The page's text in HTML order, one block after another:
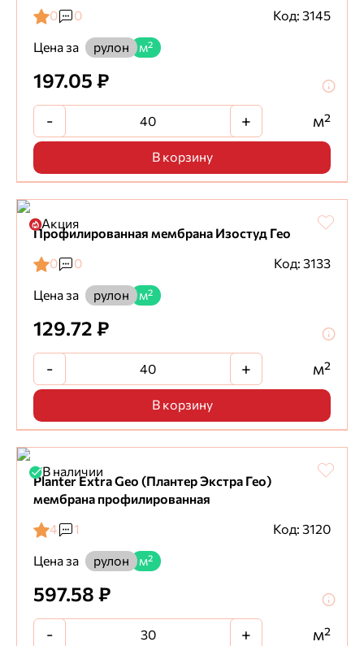
0
0
Код: 3145
Цена за
рулон м²
197.05 ₽
- + м²
В корзину
Акция
Профилированная мембрана Изостуд Гео
0
0
Код: 3133
Цена за
рулон м²
129.72 ₽
- + м²
В корзину
В наличии
Planter Extra Geo (Плантер Экстра Гео)
мембрана профилированная
4
1
Код: 3120
Цена за
рулон м²
597.58 ₽
- + м²